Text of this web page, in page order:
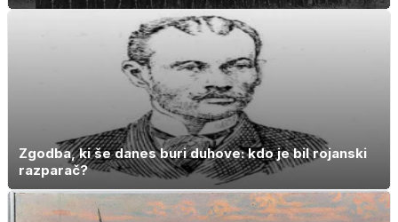
Zgodba, ki še danes buri duhove: kdo je bil rojanski
razparač?